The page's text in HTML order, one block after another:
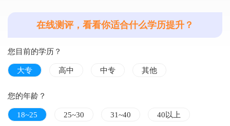
在线测评，看看你适合什么学历提升？
您目前的学历？
大专 高中 中专 其他
您的年龄？
18~25 25~30 31~40 40以上